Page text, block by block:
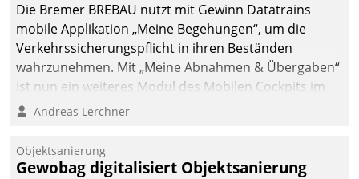
Die Bremer BREBAU nutzt mit Gewinn Datatrains
mobile Applikation „Meine Begehungen“, um die
Verkehrssicherungspflicht in ihren Beständen
wahrzunehmen. Mit „Meine Abnahmen & Übergaben“
ist nun ein weiteres Modul des Mobilen Cockpits im
Einsatz.
Andreas Lerchner
Objektsanierung
Gewobag digitalisiert Objektsanierung